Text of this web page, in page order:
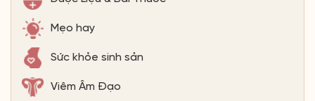
Mẹo hay
Sức khỏe sinh sản
Viêm Âm Đạo